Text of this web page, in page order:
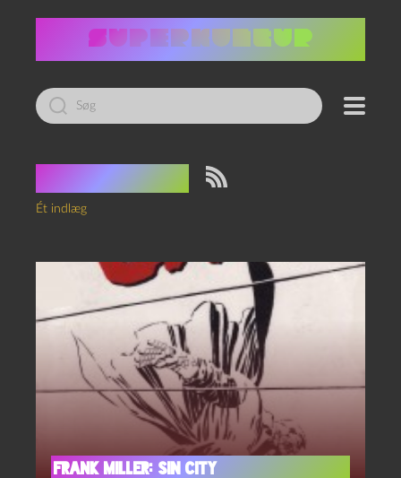
Led
efter:
Goldie
Ét indlæg
Frank Miller: Sin City